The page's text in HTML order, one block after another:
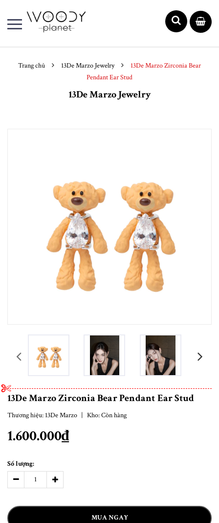
Trang chủ 13De Marzo Jewelry
13De Marzo Zirconia Bear
Pendant Ear Stud
13De Marzo Jewelry
prev
13De Marzo Zirconia Bear Pendant Ear Stud
Thương hiệu: 13De Marzo | Kho:Còn hàng
1.600.000₫
Số lượng:
MUA NGAY